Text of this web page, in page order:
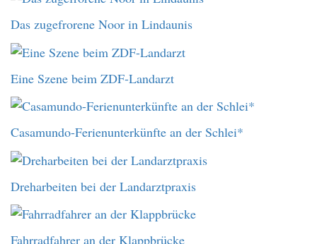
Das zugefrorene Noor in Lindaunis
Eine Szene beim ZDF-Landarzt
Casamundo-Ferienunterkünfte an der Schlei*
Dreharbeiten bei der Landarztpraxis
Fahrradfahrer an der Klappbrücke